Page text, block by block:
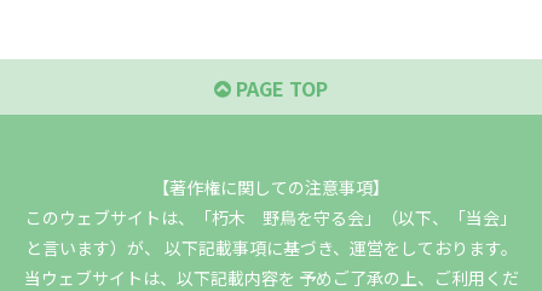
PAGE TOP
【著作権に関しての注意事項】
このウェブサイトは、「朽木 野鳥を守る会」（以下、「当会」
と言います）が、 以下記載事項に基づき、運営をしております。
当ウェブサイトは、以下記載内容を 予めご了承の上、ご利用くだ